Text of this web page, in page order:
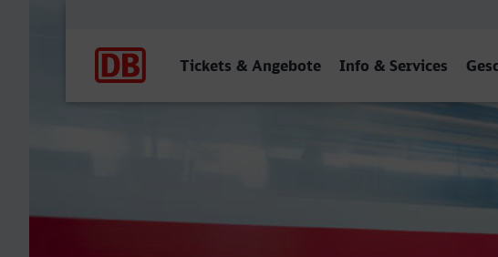
Tickets & Angebote Info & Services
Baden-Baden - Landshut (Bay)